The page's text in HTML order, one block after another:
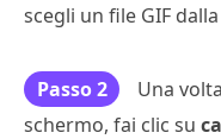
scegli un file GIF
Passo 2
Una
schermo, fai clic su